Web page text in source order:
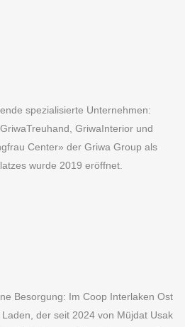
spezialisierte Unternehmen:
GriwaInterior und
Center» der Griwa Group als
wurde 2019 eröffnet.
Besorgung: Im Coop Interlaken Ost
der seit 2024 von Müjdat Usak